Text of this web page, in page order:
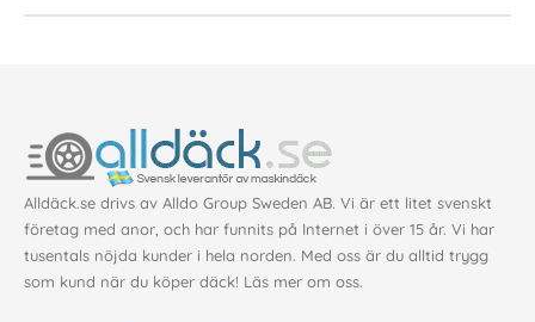
Alldäck.se drivs av Alldo Group Sweden AB. Vi är ett litet svenskt
företag med anor, och har funnits på Internet i över 15 år. Vi har
tusentals nöjda kunder i hela norden. Med oss är du alltid trygg
som kund när du köper däck! Läs mer om oss.